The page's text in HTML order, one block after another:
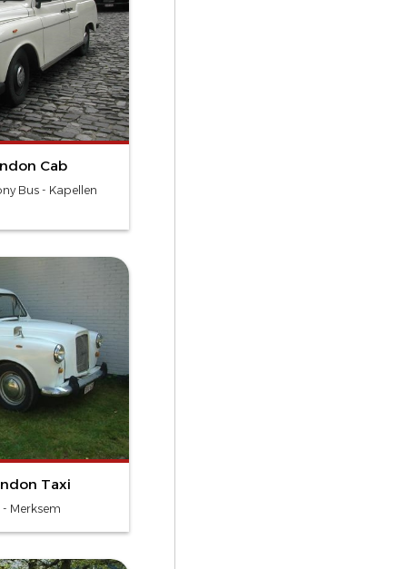
Cab
Bus - Kapellen
Taxi
Merksem